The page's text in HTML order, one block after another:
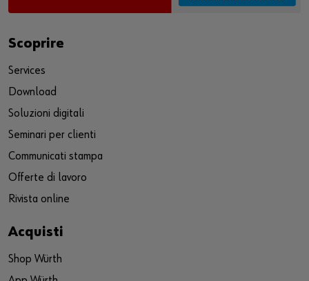
Scoprire
Services
Download
Soluzioni digitali
Seminari per clienti
Communicati stampa
Offerte di lavoro
Rivista online
Acquisti
Shop Würth